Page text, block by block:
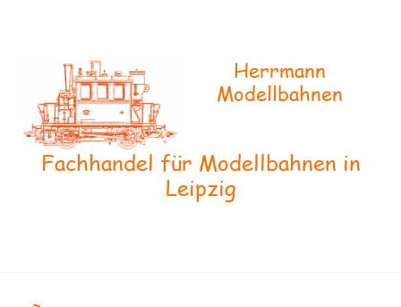
Herrmann
Modellbahnen
Fachhandel für Modellbahnen in
Leipzig